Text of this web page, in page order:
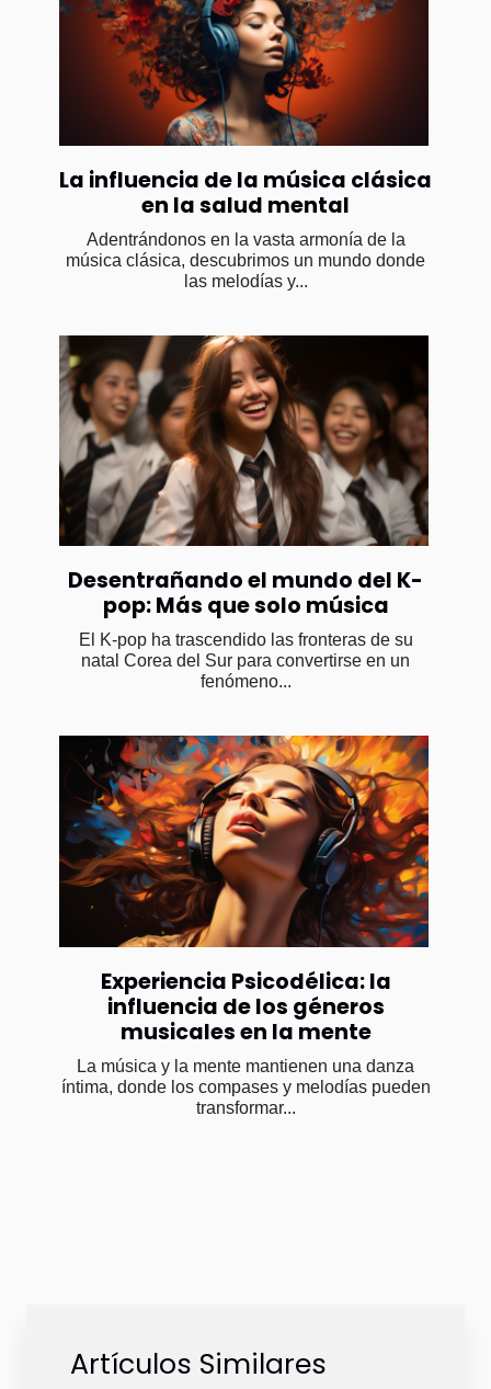
La influencia de la música clásica
en la salud mental
Adentrándonos en la vasta armonía de la
música clásica, descubrimos un mundo donde
las melodías y...
Desentrañando el mundo del K-
pop: Más que solo música
El K-pop ha trascendido las fronteras de su
natal Corea del Sur para convertirse en un
fenómeno...
Experiencia Psicodélica: la
influencia de los géneros
musicales en la mente
La música y la mente mantienen una danza
íntima, donde los compases y melodías pueden
transformar...
Artículos Similares